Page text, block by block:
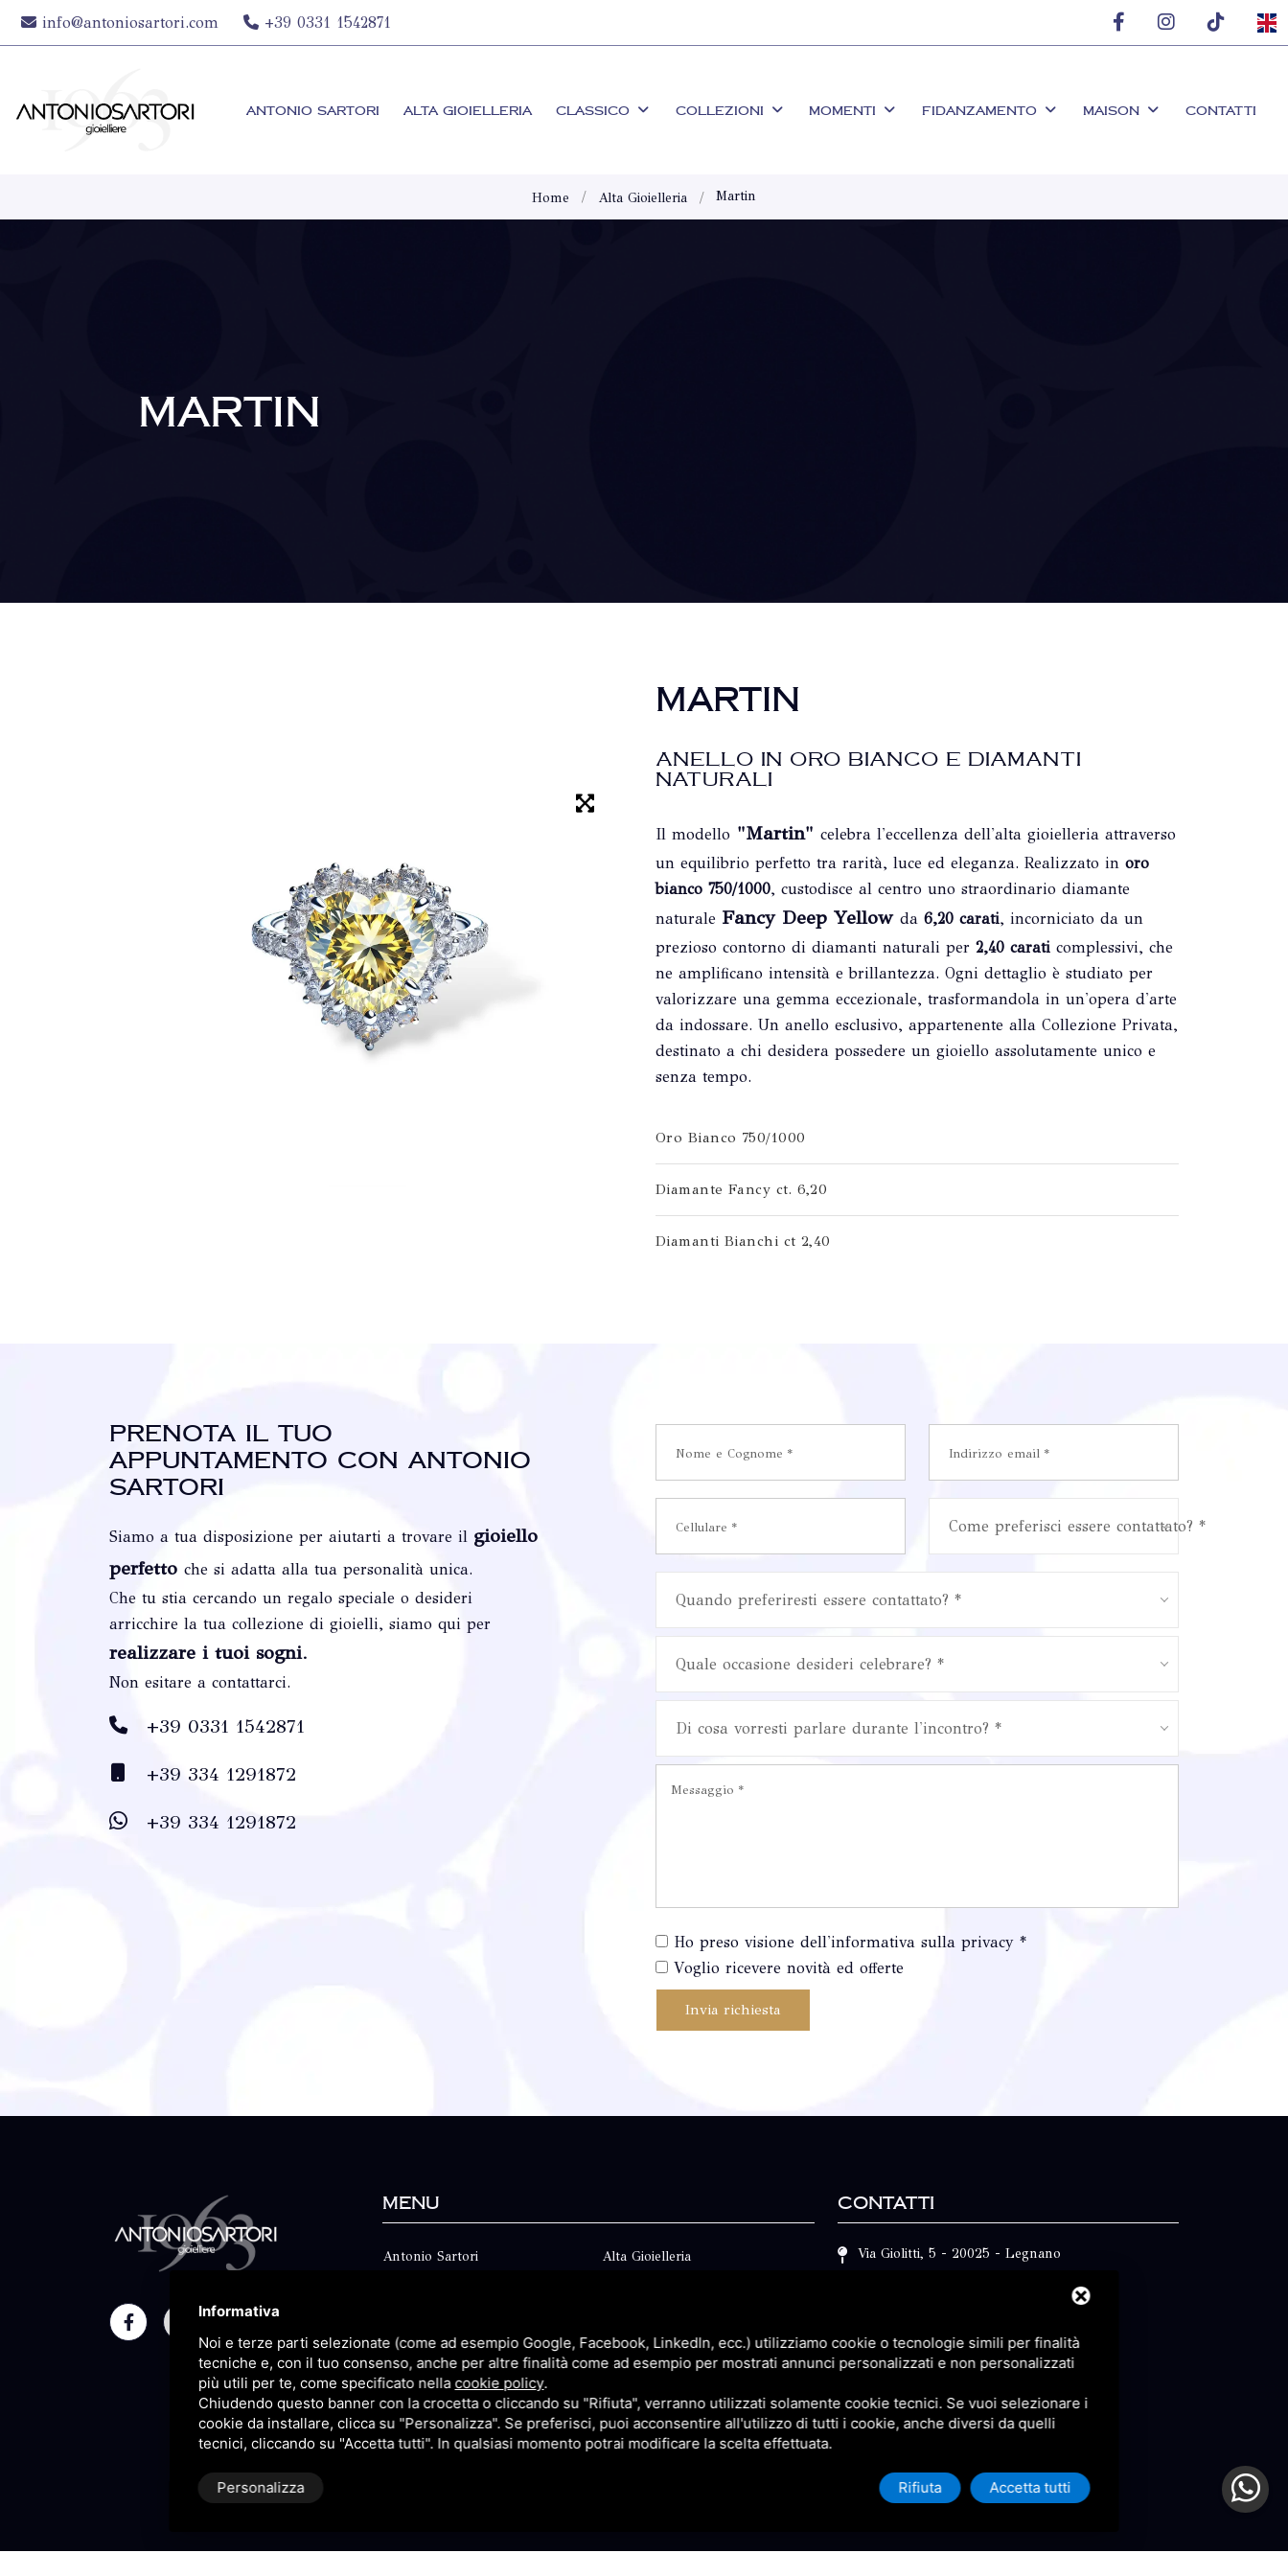
info@antoniosartori.com +39 0331 1542871
ANTONIO SARTORI ALTA GIOIELLERIA CLASSICO COLLEZIONI MOMENTI FIDANZAMENTO MAISON CONTATTI
Home Alta Gioielleria Martin
MARTIN
MARTIN
ANELLO IN ORO BIANCO E DIAMANTI
NATURALI
Il modello "Martin" celebra l'eccellenza dell'alta gioielleria attraverso
un equilibrio perfetto tra rarità, luce ed eleganza. Realizzato in oro
bianco 750/1000, custodisce al centro uno straordinario diamante
naturale Fancy Deep Yellow da 6,20 carati, incorniciato da un
prezioso contorno di diamanti naturali per 2,40 carati complessivi, che
ne amplificano intensità e brillantezza. Ogni dettaglio è studiato per
valorizzare una gemma eccezionale, trasformandola in un'opera d'arte
da indossare. Un anello esclusivo, appartenente alla Collezione Privata,
destinato a chi desidera possedere un gioiello assolutamente unico e
senza tempo.
Oro Bianco 750/1000
Diamante Fancy ct. 6,20
Diamanti Bianchi ct 2,40
Prenota il tuo
appuntamento con Antonio
Sartori
Siamo a tua disposizione per aiutarti a trovare il gioiello
perfetto che si adatta alla tua personalità unica.
Che tu stia cercando un regalo speciale o desideri
arricchire la tua collezione di gioielli, siamo qui per
realizzare i tuoi sogni.
Non esitare a contattarci.
+39 0331 1542871
+39 334 1291872
+39 334 1291872
Come preferisci essere contattato? *
Quando preferiresti essere contattato? *
Quale occasione desideri celebrare? *
Di cosa vorresti parlare durante l'incontro? *
Ho preso visione dell'informativa sulla privacy *
Voglio ricevere novità ed offerte
Invia richiesta
Menu
Antonio Sartori Alta Gioielleria
Maison Faq
Blog
Sitemap Privacy
Contatti
Via Giolitti, 5 - 20025 - Legnano
info@antoniosartori.com
Informativa
Noi e terze parti selezionate (come ad esempio Google, Facebook, LinkedIn, ecc.) utilizziamo cookie o tecnologie simili per finalità
tecniche e, con il tuo consenso, anche per altre finalità come ad esempio per mostrati annunci personalizzati e non personalizzati
più utili per te, come specificato nella cookie policy.
Chiudendo questo banner con la crocetta o cliccando su "Rifiuta", verranno utilizzati solamente cookie tecnici. Se vuoi selezionare i
cookie da installare, clicca su "Personalizza". Se preferisci, puoi acconsentire all'utilizzo di tutti i cookie, anche diversi da quelli
tecnici, cliccando su "Accetta tutti". In qualsiasi momento potrai modificare la scelta effettuata.
Personalizza Rifiuta Accetta tutti